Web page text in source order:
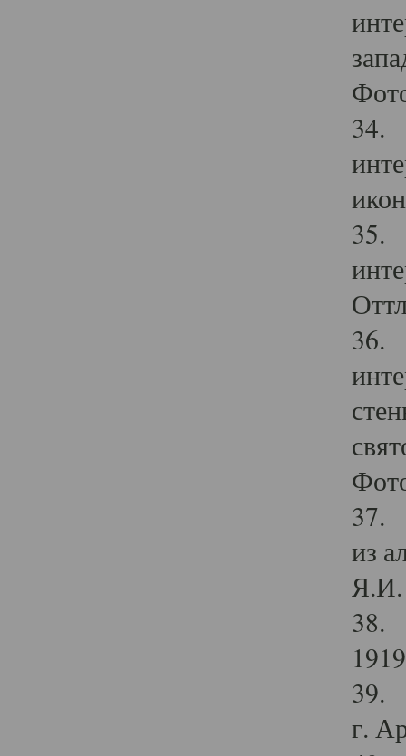
34.
35.
36.
37.
из
Я.И.
38.
39.
г.